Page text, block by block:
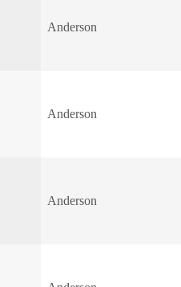
Anderson
Anderson
Anderson